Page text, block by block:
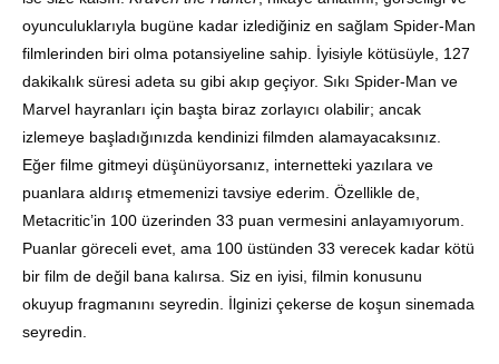
oyunculuklarıyla bugüne kadar izlediğiniz en sağlam Spider-Man
filmlerinden biri olma potansiyeline sahip. İyisiyle kötüsüyle, 127
dakikalık süresi adeta su gibi akıp geçiyor. Sıkı Spider-Man ve
Marvel hayranları için başta biraz zorlayıcı olabilir; ancak
izlemeye başladığınızda kendinizi filmden alamayacaksınız.
Eğer filme gitmeyi düşünüyorsanız, internetteki yazılara ve
puanlara aldırış etmemenizi tavsiye ederim. Özellikle de,
Metacritic’in 100 üzerinden 33 puan vermesini anlayamıyorum.
Puanlar göreceli evet, ama 100 üstünden 33 verecek kadar kötü
bir film de değil bana kalırsa. Siz en iyisi, filmin konusunu
okuyup fragmanını seyredin. İlginizi çekerse de koşun sinemada
seyredin.